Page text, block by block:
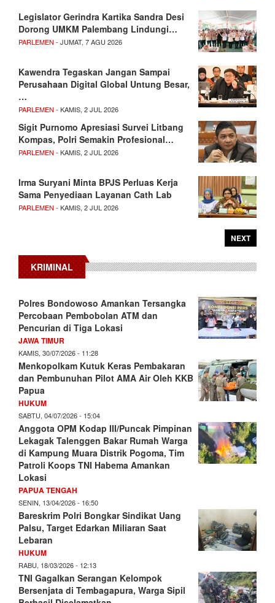
Legislator Gerindra Kartika Sandra Desi
Dorong UMKM Palembang Lindungi…
PARLEMEN - JUMAT, 7 AGU 2026
Kawendra Tegaskan Jangan Sampai
Perusahaan Digital Global Untung Besar,
…
PARLEMEN - KAMIS, 2 JUL 2026
Sigit Purnomo Apresiasi Survei Litbang
Kompas, Polri Semakin Profesional…
PARLEMEN - KAMIS, 2 JUL 2026
Irma Suryani Minta BPJS Perluas Kerja
Sama Penyediaan Layanan Cath Lab
PARLEMEN - KAMIS, 2 JUL 2026
NEXT
KRIMINAL
Polres Bondowoso Amankan Tersangka
Percobaan Pembobolan ATM dan
Pencurian di Tiga Lokasi
JAWA TIMUR
KAMIS, 30/07/2026 - 11:28
Menkopolkam Kutuk Keras Pembakaran
dan Pembunuhan Pilot AMA Air Oleh KKB
Papua
HUKUM
SABTU, 04/07/2026 - 15:04
Anggota OPM Kodap III/Puncak Pimpinan
Lekagak Talenggen Bakar Rumah Warga
di Kampung Muara Distrik Pogoma, Tim
Patroli Koops TNI Habema Amankan
Lokasi
PAPUA TENGAH
SENIN, 13/04/2026 - 16:50
Bareskrim Polri Bongkar Sindikat Uang
Palsu, Target Edarkan Miliaran Saat
Lebaran
HUKUM
RABU, 18/03/2026 - 12:13
TNI Gagalkan Serangan Kelompok
Bersenjata di Tembagapura, Warga Sipil